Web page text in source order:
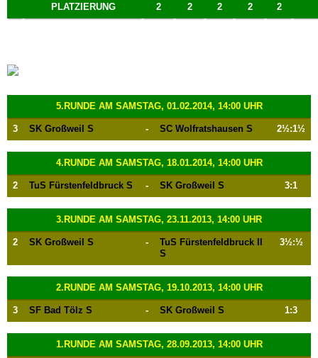
PLATZIERUNG 2 2 2 2 2
5.RUNDE AM SAMSTAG, 01.02.2014, 14:00 UHR
3 SK Großweil S - SC Wolfratshausen S 2½:1½
4.RUNDE AM SAMSTAG, 18.01.2014, 14:00 UHR
2 TuS Fürstenfeldbruck S - SK Großweil S 3:1
3.RUNDE AM SAMSTAG, 23.11.2013, 14:00 UHR
2 SK Großweil S -
TuS Fürstenfeldbruck II
S
3½:½
2.RUNDE AM SAMSTAG, 19.10.2013, 14:00 UHR
3 SF Bad Tölz S - SK Großweil S 1:3
1.RUNDE AM SAMSTAG, 28.09.2013, 14:00 UHR